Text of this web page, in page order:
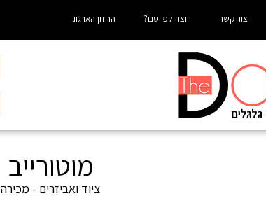
צור קשר רוצה לפרסם? החזון הארגוני
מוטורייב
ציוד ואביזרים - מכירה